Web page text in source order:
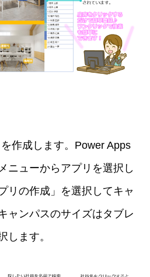
作成します。Power Apps
ニューからアプリを選択し
リの作成」を選択してキャ
ャンパスのサイズはタブレ
します。